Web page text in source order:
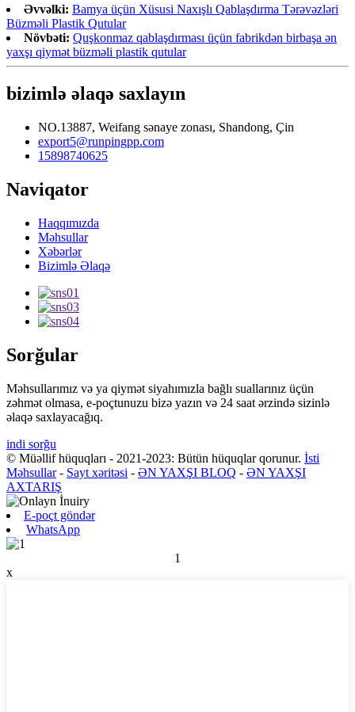
Əvvəlki: Bamya üçün Xüsusi Naxışlı Qablaşdırma Tərəvəzləri
Büzməli Plastik Qutular
Növbəti: Quşkonmaz qablaşdırması üçün fabrikdən birbaşa ən
yaxşı qiymət büzməli plastik qutular
bizimlə əlaqə saxlayın
NO.13887, Weifang sənaye zonası, Shandong, Çin
export5@runpingpp.com
15898740625
Naviqator
Haqqımızda
Məhsullar
Xəbərlər
Bizimlə Əlaqə
Sorğular
Məhsullarımız və ya qiymət siyahımızla bağlı suallarınız üçün
zəhmət olmasa, e-poçtunuzu bizə yazın və 24 saat ərzində sizinlə
əlaqə saxlayacağıq.
indi sorğu
© Müəllif hüquqları - 2021-2023: Bütün hüquqlar qorunur. İsti
Məhsullar- Sayt xəritəsi - ƏN YAXŞI BLOQ - ƏN YAXŞI
AXTARIŞ
E-poçt göndər
WhatsApp
1
x